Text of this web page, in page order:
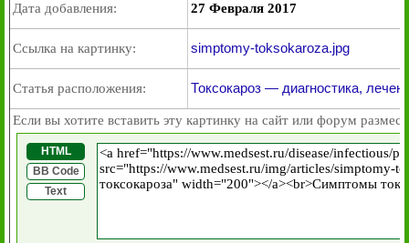
Дата добавления: 27 Февраля 2017
Ссылка на картинку: simptomy-toksokaroza.jpg
Статья расположения: Токсокароз — диагностика,
Если вы хотите вставить эту картинку на сайт или форум
HTML
BB Code
Text